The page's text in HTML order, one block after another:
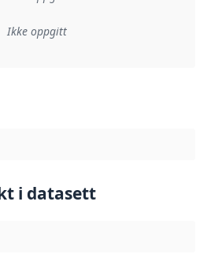
til en implementasjonsregel
Ikke oppgitt
i datasett